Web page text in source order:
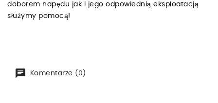
doborem napędu jak i jego odpowiednią eksploatacją
służymy pomocą!
Komentarze (0)